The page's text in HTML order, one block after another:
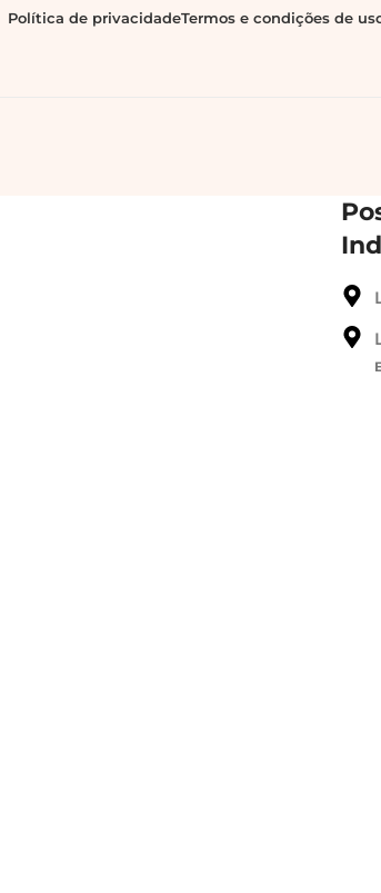
Política de privacidadeTermos e condições de